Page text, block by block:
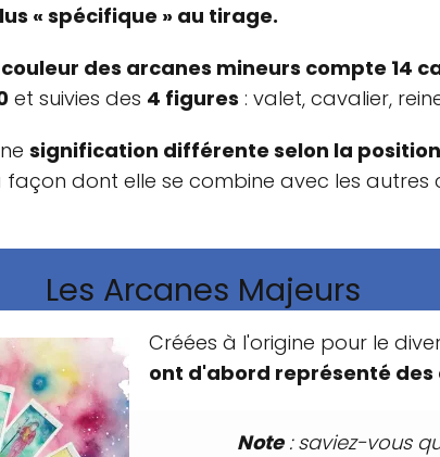
« spécifique » au tirage.
des arcanes mineurs compte 14
et suivies des 4 figures : valet, cavalier,
signification différente selon la position
façon dont elle se combine avec les autres
Les Arcanes Majeurs
Créées à l'origine pour le
ont d'abord représenté
Note: saviez-vous